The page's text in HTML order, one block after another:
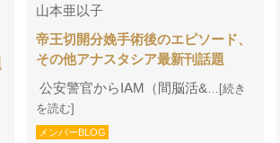
山本亜以子
帝王切開分娩手術後のエピソード、
その他アナスタシア最新刊話題
公安警官からIAM（間脳活&…[続き
を読む]
メンバーBLOG